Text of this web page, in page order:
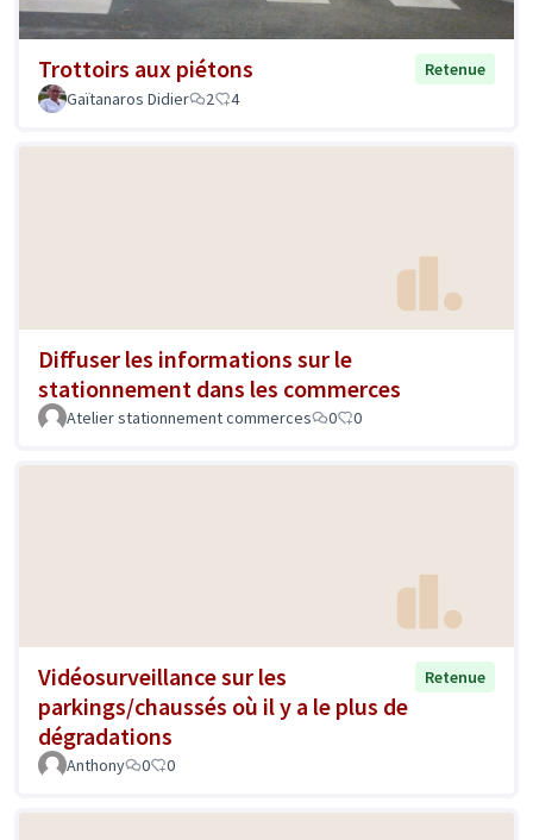
Trottoirs aux piétons
Retenue
Gaïtanaros Didier
2 4
Diffuser les informations sur le
stationnement dans les commerces
Atelier stationnement commerces 0 0
Vidéosurveillance sur les
parkings/chaussés où il y a le plus de
dégradations
Retenue
Anthony 0 0